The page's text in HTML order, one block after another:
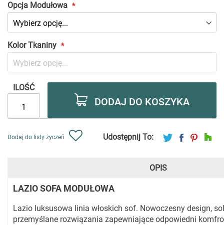
Opcja Modułowa
Kolor Tkaniny
ILOŚĆ
DODAJ DO KOSZYKA
Dodaj do listy życzeń Udostępnij To:
OPIS
LAZIO SOFA MODUŁOWA
Lazio luksusowa linia włoskich sof. Nowoczesny design,
przemyślane rozwiązania zapewniające odpowiedni